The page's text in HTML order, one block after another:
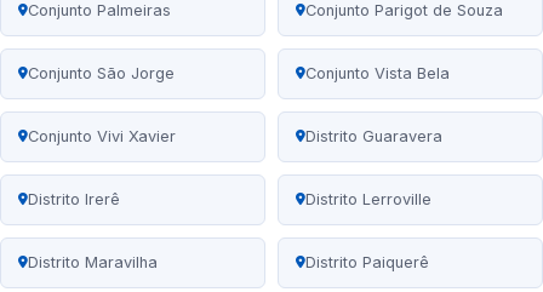
Conjunto Palmeiras Conjunto Parigot de Souza
Conjunto São Jorge Conjunto Vista Bela
Conjunto Vivi Xavier Distrito Guaravera
Distrito Irerê Distrito Lerroville
Distrito Maravilha Distrito Paiquerê